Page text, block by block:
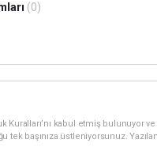
(0)
Kuralları’nı kabul etmiş bulunuyor
tek başınıza üstleniyorsunuz.